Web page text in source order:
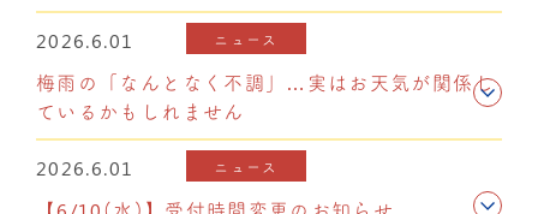
2026.6.01 ニュース
梅雨の「なんとなく不調」…実はお天気が関係し
ているかもしれません
2026.6.01 ニュース